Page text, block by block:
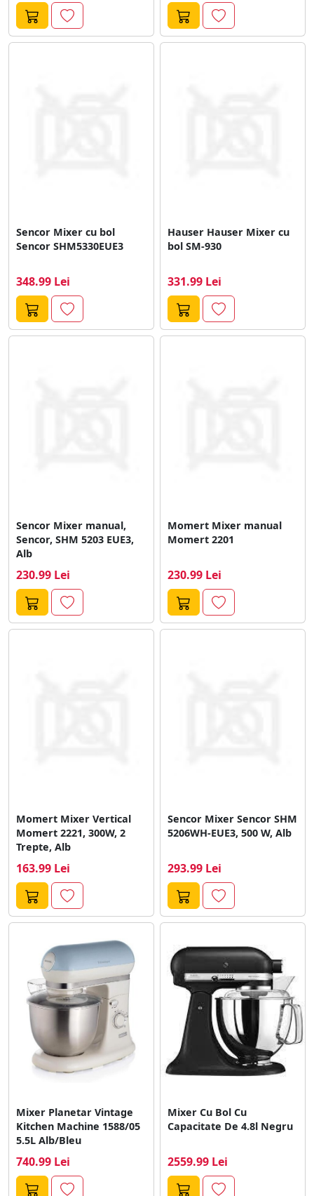
Sencor Mixer cu bol
Sencor SHM5330EUE3
348.99 Lei
Hauser Hauser Mixer cu
bol SM-930
331.99 Lei
Sencor Mixer manual,
Sencor, SHM 5203 EUE3,
Alb
230.99 Lei
Momert Mixer manual
Momert 2201
230.99 Lei
Momert Mixer Vertical
Momert 2221, 300W, 2
Trepte, Alb
163.99 Lei
Sencor Mixer Sencor SHM
5206WH-EUE3, 500 W, Alb
293.99 Lei
Mixer Planetar Vintage
Kitchen Machine 1588/05
5.5L Alb/Bleu
740.99 Lei
Mixer Cu Bol Cu
Capacitate De 4.8l Negru
2559.99 Lei